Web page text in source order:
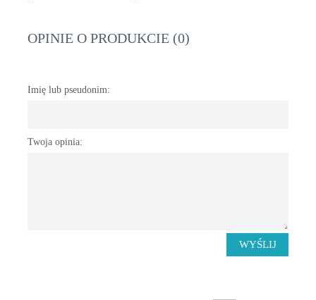
OPINIE O PRODUKCIE (0)
Imię lub pseudonim:
Twoja opinia:
WYŚLIJ